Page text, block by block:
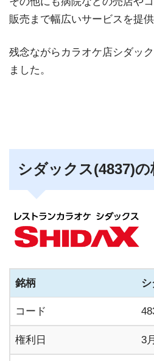
販売まで幅広いサービスを提供
残念ながらカラオケ店シダッ
ました。
シダックス(4837)の
銘柄
コード
権利日 3